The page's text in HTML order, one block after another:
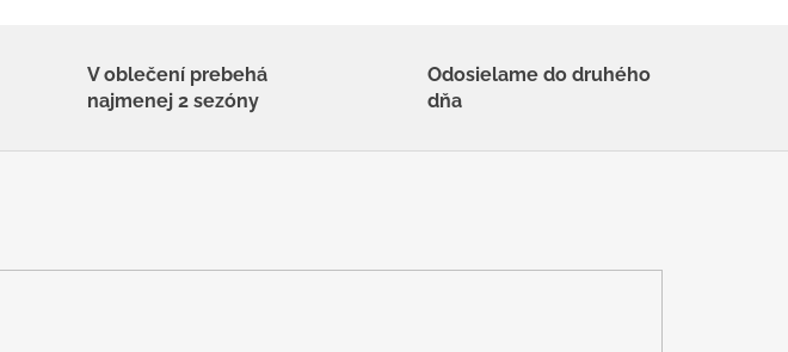
V oblečení prebehá
najmenej 2 sezóny
Odosielame do druhého
dňa